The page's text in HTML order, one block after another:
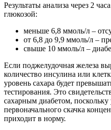
Результаты анализа через 2
глюкозой:
меньше 6,8 ммоль/л –
от 6,8 до 9,9 ммоль/л –
свыше 10 ммоль/л –
Если поджелудочная железа
количество инсулина или
уровень сахара будет
тестирования. Это
сахарным диабетом,
первоначального скачка
приходит в норму.